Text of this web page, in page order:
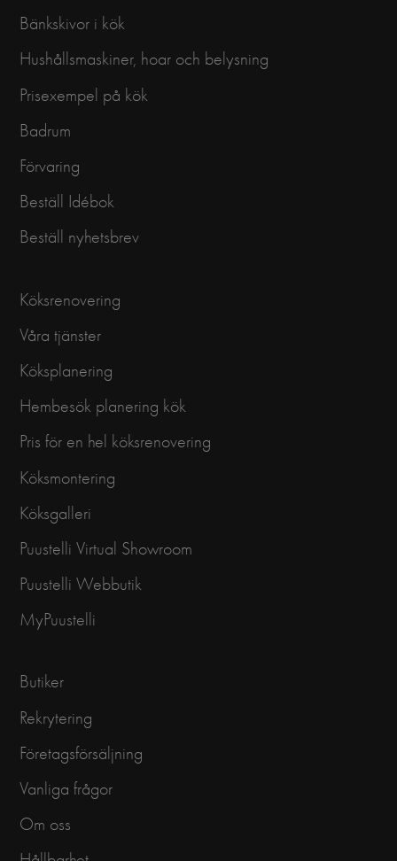
Bänkskivor i kök
Hushållsmaskiner, hoar och belysning
Prisexempel på kök
Badrum
Förvaring
Beställ Idébok
Beställ nyhetsbrev
Köksrenovering
Våra tjänster
Köksplanering
Hembesök planering kök
Pris för en hel köksrenovering
Köksmontering
Köksgalleri
Puustelli Virtual Showroom
Puustelli Webbutik
MyPuustelli
Butiker
Rekrytering
Företagsförsäljning
Vanliga frågor
Om oss